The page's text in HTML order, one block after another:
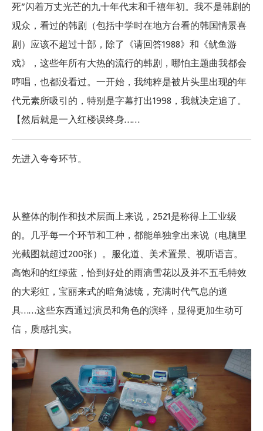
死”闪着万丈光芒的九十年代末和千禧年初。我不是韩剧的
观众，看过的韩剧（包括中学时在地方台看的韩国情景喜
剧）应该不超过十部，除了《请回答1988》和《鱿鱼游
戏》，这些年所有大热的流行的韩剧，哪怕主题曲我都会
哼唱，也都没看过。一开始，我纯粹是被片头里出现的年
代元素所吸引的，特别是字幕打出1998，我就决定追了。
【然后就是一入红楼误终身……
先进入夸夸环节。
从整体的制作和技术层面上来说，2521是称得上工业级
的。几乎每一个环节和工种，都能单独拿出来说（电脑里
光截图就超过200张）。服化道、美术置景、视听语言。
高饱和的红绿蓝，恰到好处的雨滴雪花以及并不五毛特效
的大彩虹，宝丽来式的暗角滤镜，充满时代气息的道
具……这些东西通过演员和角色的演绎，显得更加生动可
信，质感扎实。